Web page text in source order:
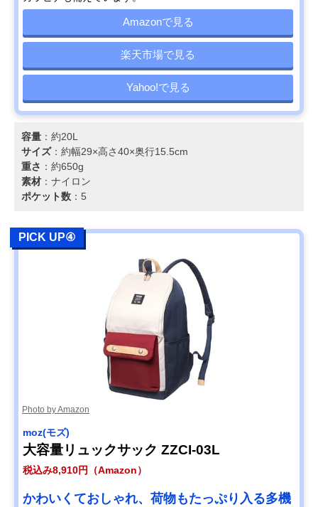
Amazonで見る
楽天市場で見る
Yahoo!で見る
容量 ：約20L
サイズ：約幅29×高さ40×奥行15.5cm
重さ ：約650g
素材 ：ナイロン
ポケット数 ：5
PICK UP④
Photo by Amazon
moz(モズ)
大容量リュックサック ZZCI-03L
税込み8,910円（Amazon）
かわいくておしゃれ、荷物もたっぷり入る多機